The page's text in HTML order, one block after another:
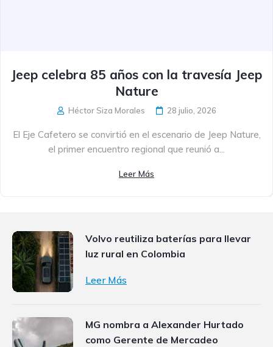
Jeep celebra 85 años con la travesía Jeep
Nature
Héctor Siza Morales 28 julio, 2026
El Eje Cafetero se convirtió en el escenario de Jeep Nature,
el primer encuentro regional que reunió a...
Leer Más
Volvo reutiliza baterías para llevar
luz rural en Colombia
Leer Más
MG nombra a Alexander Hurtado
como Gerente de Mercadeo